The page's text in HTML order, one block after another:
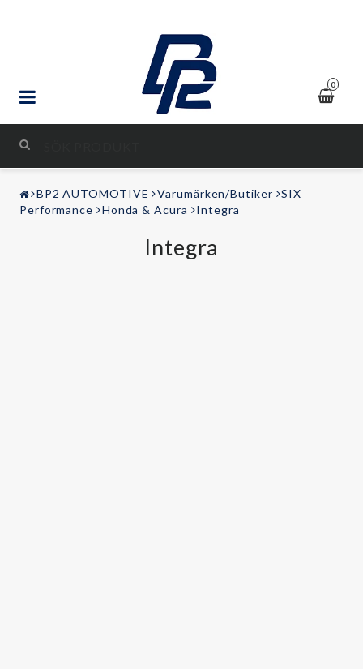
0
STYLING & TUNING
LJUD & BILD
BP2 AUTOMOTIVE Varumärken/Butiker
SIX
Performance
Honda & Acura Integra
Integra